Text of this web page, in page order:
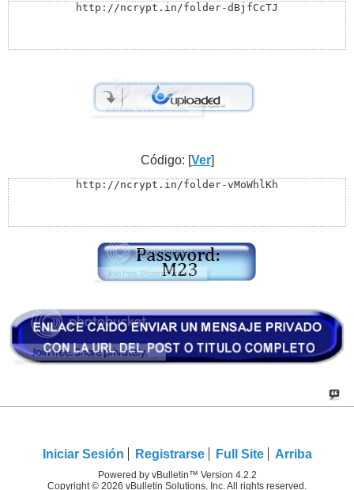
http://ncrypt.in/folder-dBjfCcTJ
Código: [Ver]
http://ncrypt.in/folder-vMoWhlKh
Iniciar Sesión Registrarse Full Site Arriba
Powered by vBulletin™ Version 4.2.2
Copyright © 2026 vBulletin Solutions, Inc. All rights reserved.